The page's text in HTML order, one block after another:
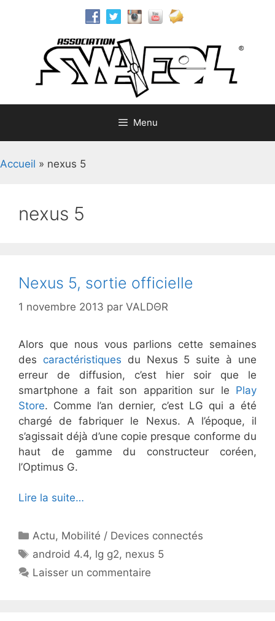
Menu
Accueil » nexus 5
nexus 5
Nexus 5, sortie officielle
1 novembre 2013 par VALDΘR
Alors que nous vous parlions cette semaines
des caractéristiques du Nexus 5 suite à une
erreur de diffusion, c’est hier soir que le
smartphone a fait son apparition sur le Play
Store. Comme l’an dernier, c’est LG qui a été
chargé de fabriquer le Nexus. A l’époque, il
s’agissait déjà d’une copie presque conforme du
haut de gamme du constructeur coréen,
l’Optimus G.
Lire la suite…
Catégories
Actu, Mobilité / Devices connectés
Étiquettes
android 4.4, lg g2, nexus 5
Laisser un commentaire